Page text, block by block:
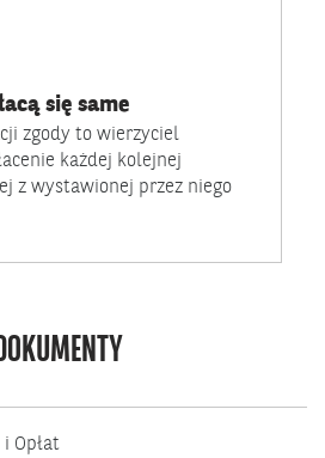
się same
zgody to wierzyciel
każdej kolejnej
z wystawionej przez niego
i Opłat